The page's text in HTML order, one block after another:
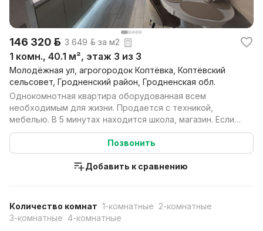
146 320 р. 3 649 р. за м2
1 комн., 40.1 м², этаж 3 из 3
Молодёжная ул, агрогородок Коптёвка, Коптёвский
сельсовет, Гродненский район, Гродненская обл.
Однокомнотная квартира оборудованная всем
необходимым для жизни. Продается с техникой,
мебелью. В 5 минутах находится школа, магазин. Если
на машине ...
Позвонить
Добавить к сравнению
Количество комнат 1-комнатные 2-комнатные
3-комнатные 4-комнатные